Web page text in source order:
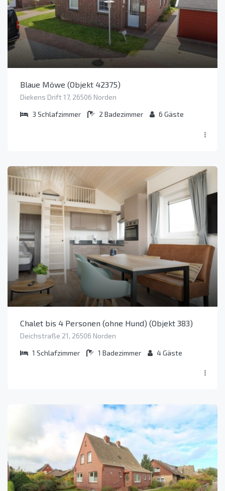
Blaue Möwe (Objekt 42375)
Diekens Drift 17, 26506 Norden
3 Schlafzimmer 2 Badezimmer 6 Gäste
Chalet bis 4 Personen (ohne Hund) (Objekt 383)
Deichstraße 21, 26506 Norden
1 Schlafzimmer 1 Badezimmer 4Gäste